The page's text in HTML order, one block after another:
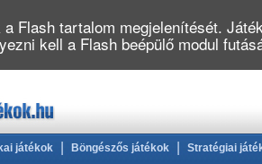
játékok Böngészős játékok Stratégiai
Flash tartalom megjelenítését.
kell a Flash beépülő modul